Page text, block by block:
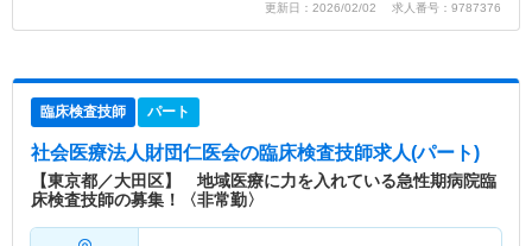
更新日：2026/02/02 求人番号：9787376
臨床検査技師 パート
社会医療法人財団仁医会の臨床検査技師求人(パート)
【東京都／大田区】 地域医療に力を入れている急性期病院臨
床検査技師の募集！〈非常勤〉